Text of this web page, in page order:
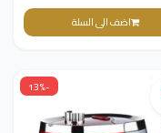
اضف الى السلة
-13%